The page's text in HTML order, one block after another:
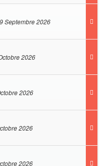
Septembre 2026
2026
2026
2026
2026